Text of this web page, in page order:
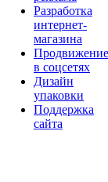
Разработка
интернет-
магазина
Продвижение
в соцсетях
Дизайн
упаковки
Поддержка
сайта